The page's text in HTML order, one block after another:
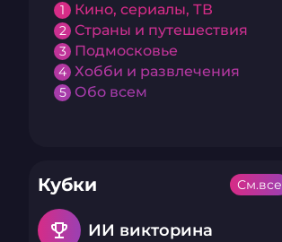
1 Кино, сериалы, ТВ
2 Страны и путешествия
3 Подмосковье
4 Хобби и развлечения
5 Обо всем
Кубки
emoji_events ИИ викторина
См.все